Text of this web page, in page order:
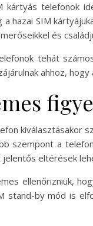
kártyás telefonok
hazai SIM
és
tehát
ahhoz,
kiválasztásakor
szempont a
eltérések
ellenőrizniük,
stand-by mód is